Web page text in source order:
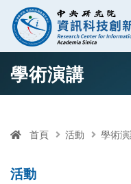
跳至中央區塊/Main
資訊科
學術演講
首頁 活動 學術
活動